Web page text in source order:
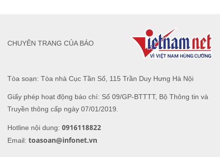
Tòa soạn: Tòa nhà Cục Tần Số, 115 Trần Duy Hưng Hà Nội
Giấy phép hoạt động báo chí: Số 09/GP-BTTTT, Bộ Thông tin và
Truyền thông cấp ngày 07/01/2019.
Hotline nội dung: 0916118822
Email: toasoan@infonet.vn
CHUYÊN TRANG CỦA BÁO